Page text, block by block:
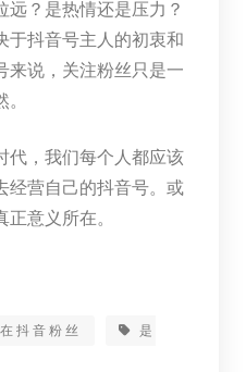
远？是热情还是压力？
于抖音号主人的初衷和
来说，关注粉丝只是一
代，我们每个人都应该
经营自己的抖音号。或
意义所在。
在抖音粉丝
是